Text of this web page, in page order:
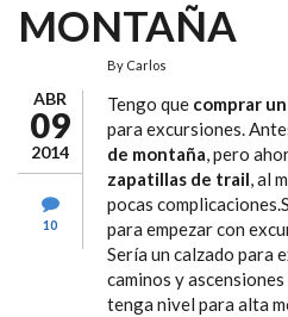
MONTAÑA
ABR
09
2014
10
By Carlos
Tengo que comprar
para excursiones.
de montaña, pero
zapatillas de trail, al
pocas
para empezar con
Sería un calzado para
caminos y
tenga nivel para alta